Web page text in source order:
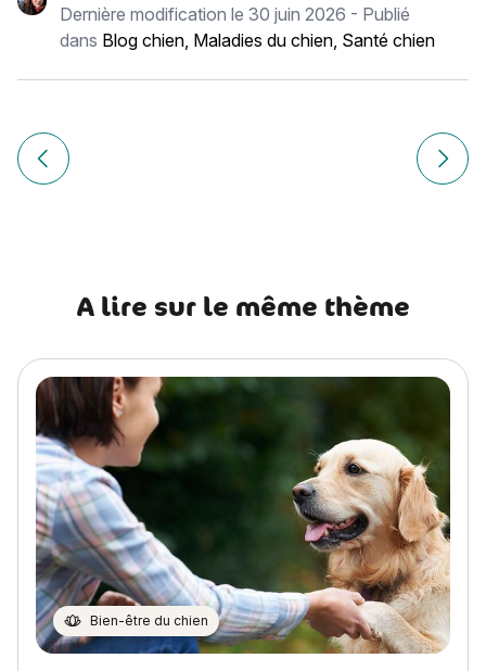
Dernière modification le 30 juin 2026 - Publié
dans Blog chien, Maladies du chien, Santé chien
Navigation
de
Article précédent Caresser un chien : bien le faire avec les
Article
A lire sur le même thème
Bien-être du chien